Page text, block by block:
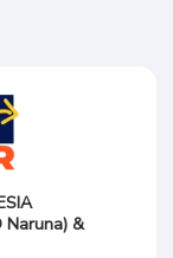
Naruna) &